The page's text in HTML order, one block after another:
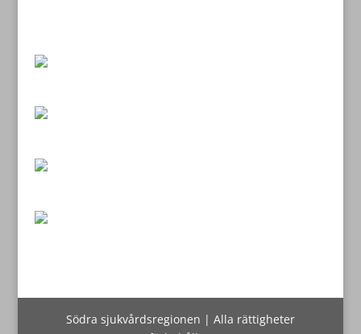
Södra sjukvårdsregionen | Alla rättigheter